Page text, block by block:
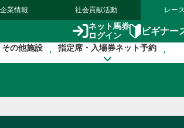
企業情報 社会貢献活動 レー
ネット馬券
ログイン
ビギナー
の他施設 指定席・入場券ネット予約